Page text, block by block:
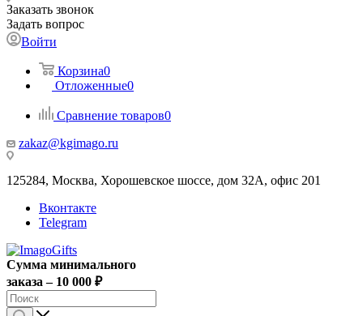
Заказать звонок
Задать вопрос
Войти
Корзина0
Отложенные0
Сравнение товаров0
zakaz@kgimago.ru
125284, Москва, Хорошевское шоссе, дом 32А, офис 201
Вконтакте
Telegram
Сумма минимального
заказа – 10 000 ₽